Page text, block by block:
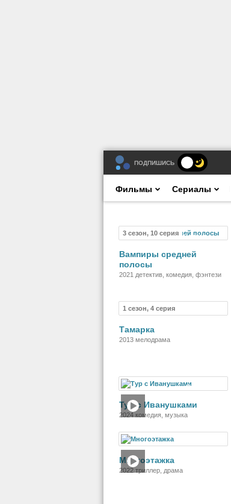
ПОДПИШИСЬ
Фильмы Сериалы
3 сезон, 10 серия Сериал
Вампиры средней
полосы
2021 детектив, комедия, фэнтези
1 сезон, 4 серия
Тамарка
2013 мелодрама
Фильм
Тур с Иванушками
2024 комедия, музыка
Многоэтажка
2022 триллер, драма